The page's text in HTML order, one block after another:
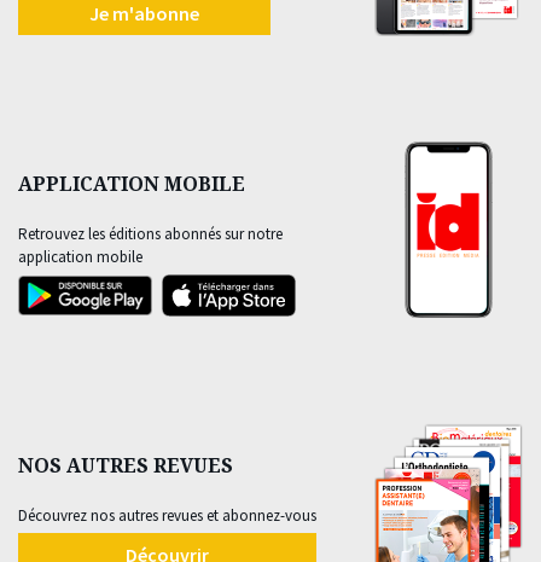
Je m'abonne
APPLICATION MOBILE
Retrouvez les éditions abonnés sur notre
application mobile
NOS AUTRES REVUES
Découvrez nos autres revues et abonnez-vous
Découvrir